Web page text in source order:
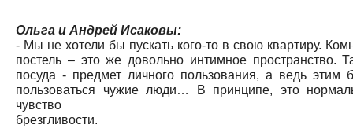
Ольга и Андрей Исаковы:
- Мы не хотели бы пускать кого-то в свою квартиру.
постель – это же довольно интимное пространство.
посуда - предмет личного пользования, а ведь этим
пользоваться чужие люди… В принципе, это
чувство
брезгливости.